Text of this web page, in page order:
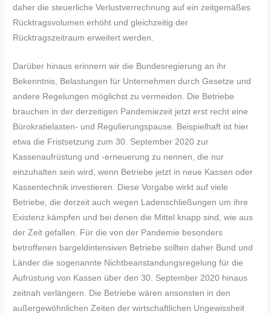
daher die steuerliche Verlustverrechnung auf ein zeitgemäßes
Rücktragsvolumen erhöht und gleichzeitig der
Rücktragszeitraum erweitert werden.
Darüber hinaus erinnern wir die Bundesregierung an ihr
Bekenntnis, Belastungen für Unternehmen durch Gesetze und
andere Regelungen möglichst zu vermeiden. Die Betriebe
brauchen in der derzeitigen Pandemiezeit jetzt erst recht eine
Bürokratielasten- und Regulierungspause. Beispielhaft ist hier
etwa die Fristsetzung zum 30. September 2020 zur
Kassenaufrüstung und -erneuerung zu nennen, die nur
einzuhalten sein wird, wenn Betriebe jetzt in neue Kassen oder
Kassentechnik investieren. Diese Vorgabe wirkt auf viele
Betriebe, die derzeit auch wegen Ladenschließungen um ihre
Existenz kämpfen und bei denen die Mittel knapp sind, wie aus
der Zeit gefallen. Für die von der Pandemie besonders
betroffenen bargeldintensiven Betriebe sollten daher Bund und
Länder die sogenannte Nichtbeanstandungsregelung für die
Aufrüstung von Kassen über den 30. September 2020 hinaus
zeitnah verlängern. Die Betriebe wären ansonsten in den
außergewöhnlichen Zeiten der wirtschaftlichen Ungewissheit